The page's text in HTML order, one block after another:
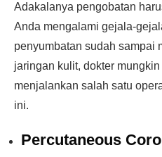
Adakalanya pengobatan
Anda mengalami gejala-
penyumbatan sudah sampai
jaringan kulit, dokter
menjalankan salah satu
ini.
Percutaneous